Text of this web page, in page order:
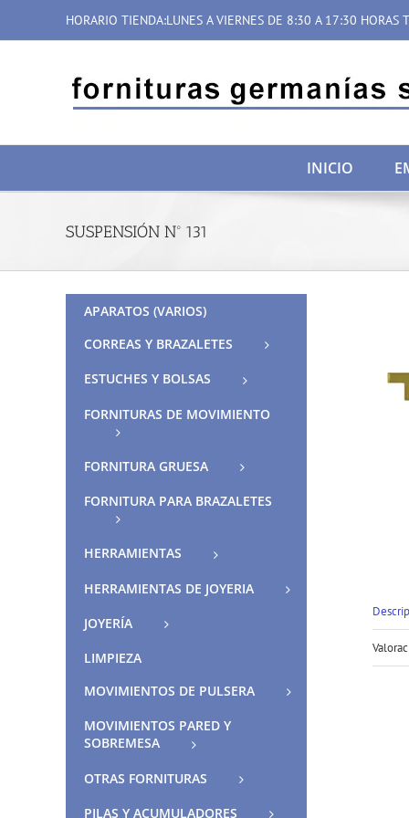
contenido
HORARIO TIENDA:LUNES A VIERNES DE 8:30 A 17:30
INICIO
SUSPENSIÓN Nº 131
APARATOS (VARIOS)
CORREAS Y BRAZALETES
ESTUCHES Y BOLSAS
FORNITURAS DE MOVIMIENTO
FORNITURA GRUESA
FORNITURA PARA BRAZALETES
HERRAMIENTAS
HERRAMIENTAS DE JOYERIA
JOYERÍA
LIMPIEZA
MOVIMIENTOS DE PULSERA
MOVIMIENTOS PARED Y
SOBREMESA
OTRAS FORNITURAS
PILAS Y ACUMULADORES